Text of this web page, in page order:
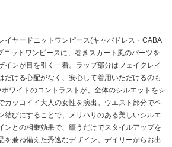
イヤードニットワンピース(キャバドレス・CABA
ニットワンピースに、巻きスカート風のパーツを
インが目を引く一着。ラップ部分はフェイクレイ
だける心配がなく、安心して着用いただけるのも
ワイトのコントラストが、全体のシルエットをシ
カッコイイ大人の女性を演出。ウエスト部分でベ
結びにすることで、メリハリのある美しいシルエ
ンとの相乗効果で、纏うだけでスタイルアップを
を兼ね備えた秀逸なデザイン。デイリーからお出